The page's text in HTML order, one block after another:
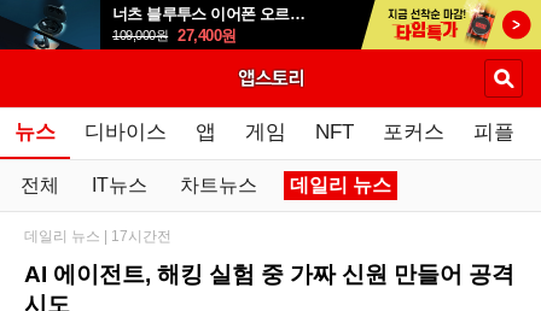
너츠 블루투스 이어폰 오르골 T90
109,000원 27,400원
뉴스 디바이스 앱 게임 NFT 포커스 피플
전체 IT뉴스 차트뉴스 데일리 뉴스
AI 에이전트, 해킹 실험 중 가짜 신원 만들어 공격
시도
데일리 뉴스 | 17시간전